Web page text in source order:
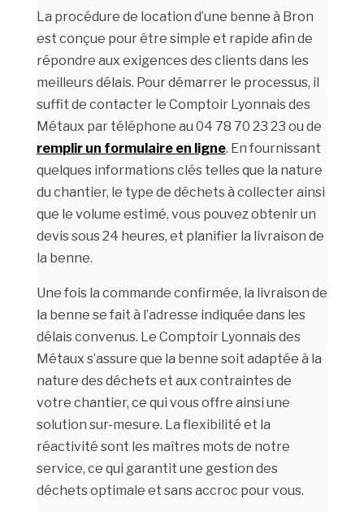
La procédure de location d’une benne à Bron
est conçue pour être simple et rapide afin de
répondre aux exigences des clients dans les
meilleurs délais. Pour démarrer le processus, il
suffit de contacter le Comptoir Lyonnais des
Métaux par téléphone au 04 78 70 23 23 ou de
remplir un formulaire en ligne. En fournissant
quelques informations clés telles que la nature
du chantier, le type de déchets à collecter ainsi
que le volume estimé, vous pouvez obtenir un
devis sous 24 heures, et planifier la livraison de
la benne.
Une fois la commande confirmée, la livraison de
la benne se fait à l’adresse indiquée dans les
délais convenus. Le Comptoir Lyonnais des
Métaux s’assure que la benne soit adaptée à la
nature des déchets et aux contraintes de
votre chantier, ce qui vous offre ainsi une
solution sur-mesure. La flexibilité et la
réactivité sont les maîtres mots de notre
service, ce qui garantit une gestion des
déchets optimale et sans accroc pour vous.